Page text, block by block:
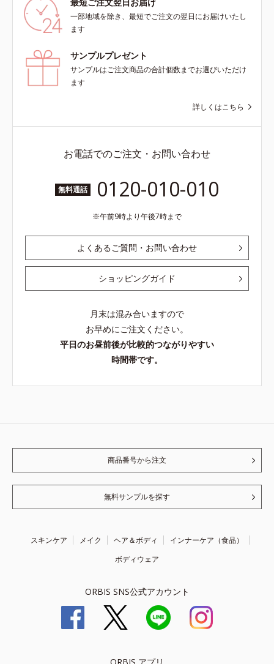
一部地域を除き、最短でご注文の翌日にお届けいたし
ます
サンプルプレゼント
サンプルはご注文商品の合計個数までお選びいただけ
ます
詳しくはこちら
お電話でのご注文・お問い合わせ
無料通話 0120-010-010
午前9時より午後7時まで
よくあるご質問・お問い合わせ
ショッピングガイド
月末は混み合いますので
お早めにご注文ください。
平日のお昼前後が比較的つながりやすい
時間帯です。
商品番号から注文
無料サンプルを探す
スキンケア メイク ヘア＆ボディ
インナーケア（食品）
ボディウェア
ORBIS SNS公式アカウント